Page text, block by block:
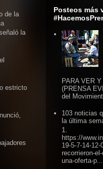
de la
la
estricto
Posteos más
PARA VER
(PRENSA
del
103 noticias
la última
1.
https://
19-5-7-14-
recorrieron-
una-oferta-p...